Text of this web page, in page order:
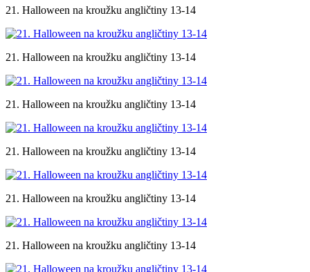
21. Halloween na kroužku angličtiny 13-14
21. Halloween na kroužku angličtiny 13-14
21. Halloween na kroužku angličtiny 13-14
21. Halloween na kroužku angličtiny 13-14
21. Halloween na kroužku angličtiny 13-14
21. Halloween na kroužku angličtiny 13-14